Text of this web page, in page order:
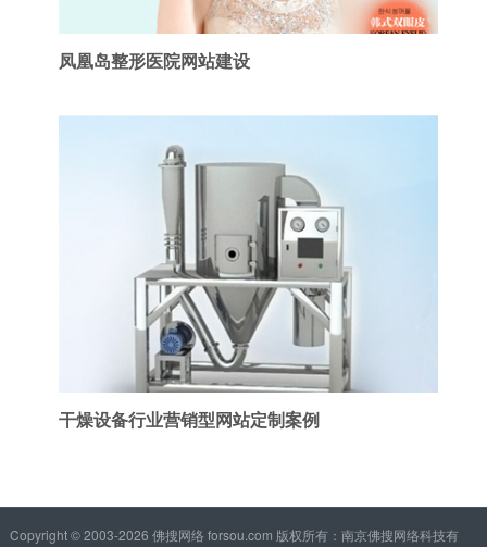
凤凰岛整形医院网站建设
干燥设备行业营销型网站定制案例
Copyright © 2003-2026 佛搜网络 forsou.com 版权所有：南京佛搜网络科技有